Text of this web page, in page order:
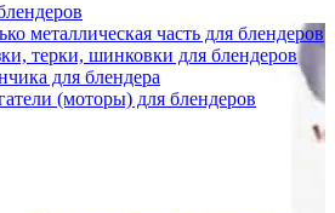
металлическая часть для блендеров
терки, шинковки для блендеров
для блендера
(моторы) для блендеров